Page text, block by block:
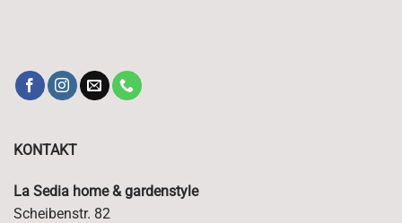
KONTAKT
La Sedia home & gardenstyle
Scheibenstr. 82